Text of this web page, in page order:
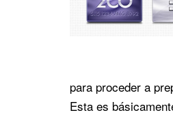
para proceder a
Esta es